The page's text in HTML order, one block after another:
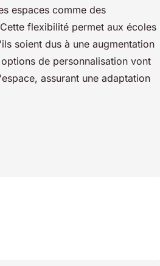
espaces comme des
flexibilité permet aux écoles
soient dus à une augmentation
de personnalisation vont
assurant une adaptation